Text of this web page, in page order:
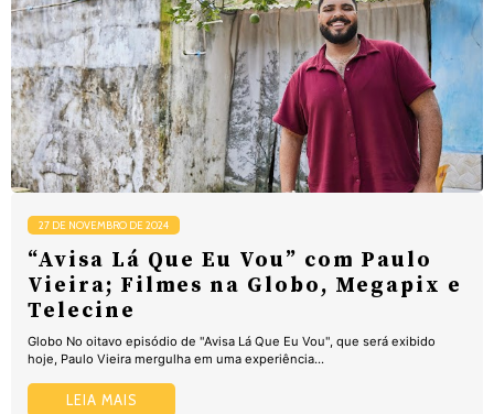
27 DE NOVEMBRO DE 2024
“Avisa Lá Que Eu Vou” com Paulo
Vieira; Filmes na Globo, Megapix e
Telecine
Globo No oitavo episódio de "Avisa Lá Que Eu Vou", que será exibido
hoje, Paulo Vieira mergulha em uma experiência...
LEIA MAIS